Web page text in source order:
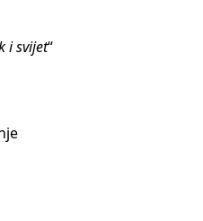
i svijet“